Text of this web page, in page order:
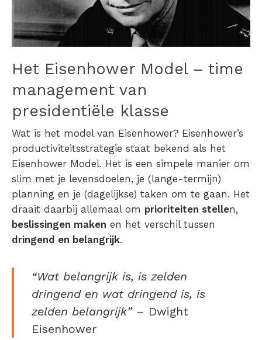
Het Eisenhower Model – time
management van
presidentiële klasse
Wat is het model van Eisenhower? Eisenhower’s
productiviteitsstrategie staat bekend als het
Eisenhower Model. Het is een simpele manier om
slim met je levensdoelen, je (lange-termijn)
planning en je (dagelijkse) taken om te gaan. Het
draait daarbij allemaal om prioriteiten stellen,
beslissingen maken en het verschil tussen
dringend en belangrijk.
“Wat belangrijk is, is zelden
dringend en wat dringend is, is
zelden belangrijk”– Dwight
Eisenhower